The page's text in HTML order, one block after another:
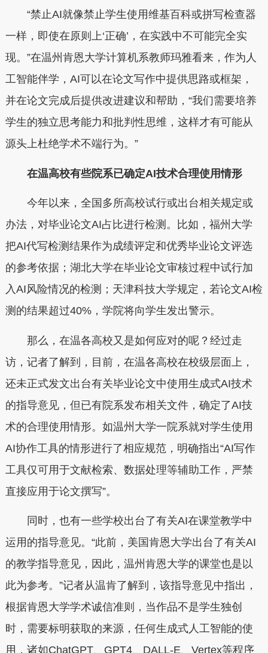
“禁止AI就像禁止学生使用维基百科或拼写检查器
一样，即使在原则上‘正确’，在实践中不可能完全实
现。”在温州肯恩大学计算机系教师玛雅看来，作为人
工智能伴学，AI可以在论文写作中提供思路或框架，
并在论文完成后提供改进建议和帮助，“我们需要培养
学生的独立思考能力和批判性思维，这样才有可能从
源头上杜绝学术不端行为。”
在温高校有些院系已确定AI技术合理使用情形
今年以来，全国多所高校试行或出台相关规定或
办法，对毕业论文AI占比进行检测。比如，福州大学
把AI代写检测结果作为成绩评定和优秀毕业论文评选
的参考依据；湖北大学在毕业论文审核过程中试行加
入AI风险情况的检测；天津科技大学规定，若论文AI检
测的结果超过40%，学院将向学生发出警示。
那么，在温各高校又是如何应对的呢？经过走
访，记者了解到，目前，在温各高校在校级层面上，
还未正式发文出台有关毕业论文中使用生成式AI技术
的指导意见，但已有院系发布相关文件，确定了AI技
术的合理使用情形。如温州大学一院系就对学生使用
AI协作工具的情形进行了相应规范，明确指出“AI写作
工具仅可用于文献检索、数据处理等辅助工作，严禁
直接应用于论文撰写”。
同时，也有一些学校出台了有关AI在课堂教学中
运用的指导意见。“此前，美国肯恩大学出台了有关AI
的教学指导意见，因此，温州肯恩大学的课堂也是以
此为参考。”记者从温肯了解到，该指导意见中指出，
根据肯恩大学学术诚信准则，当作品不是学生独创
时，需要标明获取的来源，任何生成式人工智能的使
用，诸如ChatGPT、GPT4、DALL-E、Vertex等程序